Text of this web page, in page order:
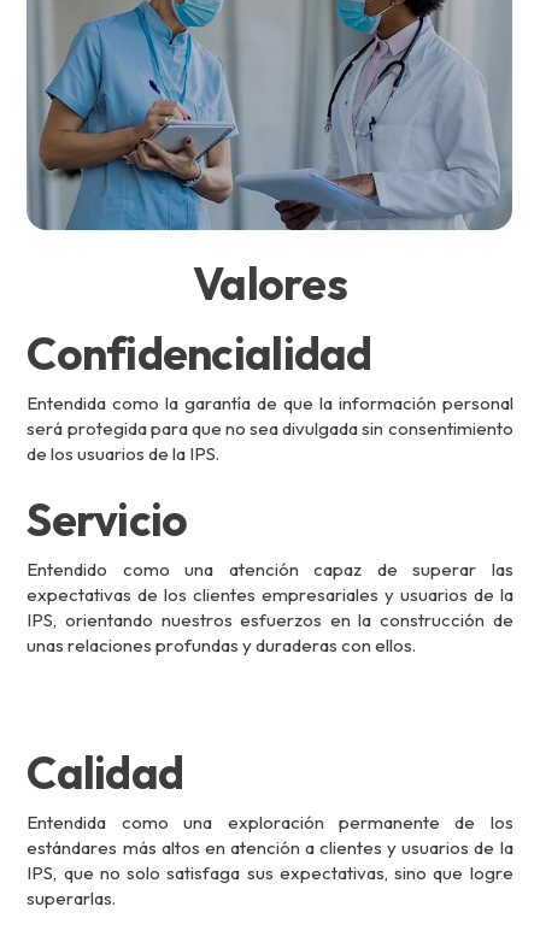
Valores
Confidencialidad
Entendida como la garantía de que la información personal
será protegida para que no sea divulgada sin consentimiento
de los usuarios de la IPS.
Servicio
Entendido como una atención capaz de superar las
expectativas de los clientes empresariales y usuarios de la
IPS, orientando nuestros esfuerzos en la construcción de
unas relaciones profundas y duraderas con ellos.
Calidad
Entendida como una exploración permanente de los
estándares más altos en atención a clientes y usuarios de la
IPS, que no solo satisfaga sus expectativas, sino que logre
superarlas.